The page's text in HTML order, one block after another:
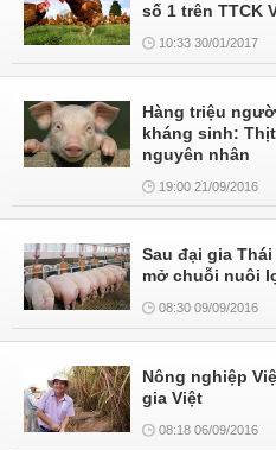
số 1 trên TTCK
10:33 30/01/2017
Hàng triệu
kháng sinh:
nguyên nhân
19:00 21/09/2016
Sau đại gia
mở chuỗi nuôi
08:30 09/09/2016
Nông nghiệp
gia Việt
08:18 06/09/2016